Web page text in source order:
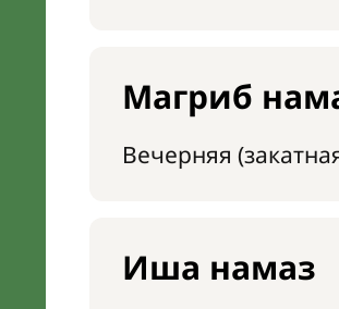
Магриб
Вечерняя
Иша намаз